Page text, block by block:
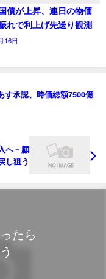
債が上昇、連日の物価
れで利上げ先送り観測
16日
す承認、時価総額7500億
へ－顧
し狙う
たら